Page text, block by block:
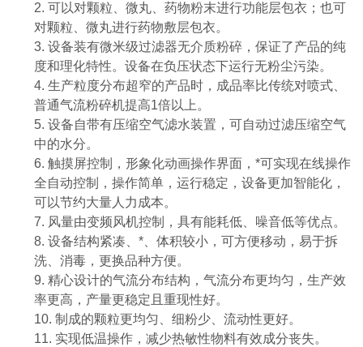
2. 可以对颗粒、微丸、药物粉末进行功能层包衣；也可
对颗粒、微丸进行药物敷层包衣。
3. 设备装有微米级过滤器无介质粉碎，保证了产品的纯
度和理化特性。设备在负压状态下运行无粉尘污染。
4. 生产粒度分布超窄的产品时，成品率比传统对喷式、
普通气流粉碎机提高1倍以上。
5. 设备自带有压缩空气滤水装置，可自动过滤压缩空气
中的水分。
6. 触摸屏控制，形象化动画操作界面，*可实现在线操作
全自动控制，操作简单，运行稳定，设备更加智能化，
可以节约大量人力成本。
7. 风量由变频风机控制，具有能耗低、噪音低等优点。
8. 设备结构紧凑、*、体积较小，可方便移动，易于拆
洗、消毒，更换品种方便。
9. 精心设计的气流分布结构，气流分布更均匀，生产效
率更高，产量更稳定且重现性好。
10. 制成的颗粒更均匀、细粉少、流动性更好。
11. 实现低温操作，减少热敏性物料有效成分丧失。